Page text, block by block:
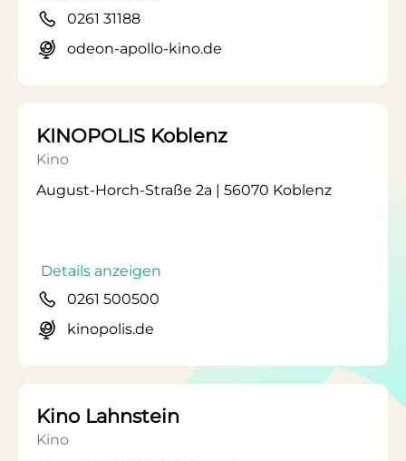
0261 31188
odeon-apollo-kino.de
KINOPOLIS Koblenz
Kino
August-Horch-Straße 2a | 56070 Koblenz
Details anzeigen
0261 500500
kinopolis.de
Kino Lahnstein
Kino